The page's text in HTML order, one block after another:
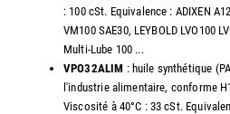
: 100 cSt. Equivalence : ADIXEN
VM100 SAE30, LEYBOLD LVO100
Multi-Lube 100 ...
VPO32ALIM : huile synthétique
l'industrie alimentaire, conforme
Viscosité à 40°C : 33 cSt.